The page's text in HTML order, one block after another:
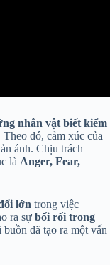
nhân vật biết kiểm
đó, cảm xúc của
ánh. Chịu trách
là Anger, Fear,
lớn trong việc
ra sự bối rối trong
đã tạo ra một vấn